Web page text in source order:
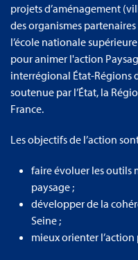
projets d’aménagement
des organismes
l’école nationale
pour animer l'action
interrégional État-Régions
soutenue par l’État, la
France.
Les objectifs de l’action
faire évoluer les outils
paysage ;
développer de la
Seine ;
mieux orienter